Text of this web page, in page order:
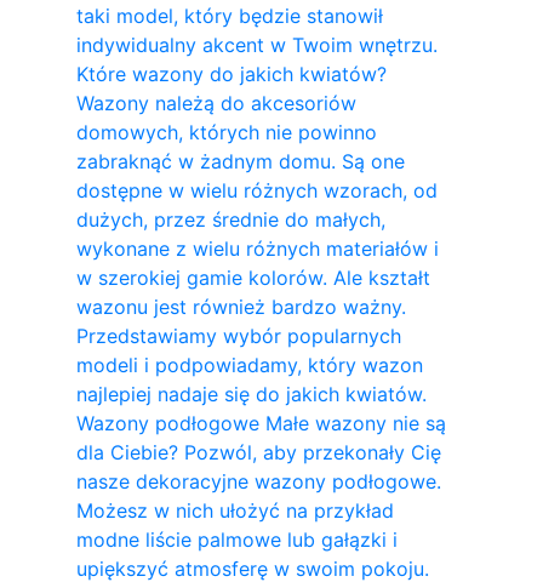
taki model, który będzie stanowił
indywidualny akcent w Twoim wnętrzu.
Które wazony do jakich kwiatów?
Wazony należą do akcesoriów
domowych, których nie powinno
zabraknąć w żadnym domu. Są one
dostępne w wielu różnych wzorach, od
dużych, przez średnie do małych,
wykonane z wielu różnych materiałów i
w szerokiej gamie kolorów. Ale kształt
wazonu jest również bardzo ważny.
Przedstawiamy wybór popularnych
modeli i podpowiadamy, który wazon
najlepiej nadaje się do jakich kwiatów.
Wazony podłogowe Małe wazony nie są
dla Ciebie? Pozwól, aby przekonały Cię
nasze dekoracyjne wazony podłogowe.
Możesz w nich ułożyć na przykład
modne liście palmowe lub gałązki i
upiększyć atmosferę w swoim pokoju.